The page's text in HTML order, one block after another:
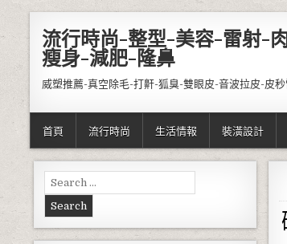
流行時尚-整型-美容-雷射-
瘦身-減肥-隆鼻
威塑推薦-真空除毛-打鼾-狐臭-雙眼皮-音波拉皮-皮
首頁 流行時尚 生活情報 裝潢設計
Search for: